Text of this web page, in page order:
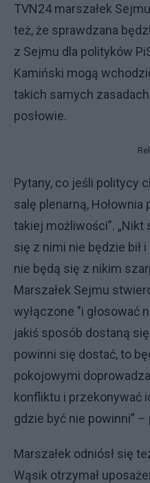
TVN24 marszałek
też, że sprawdzana
z Sejmu dla polityków
Kamiński mogą
takich samych
posłowie.
Pytany, co jeśli politycy
salę plenarną, Hołownia
takiej możliwości”. „Nikt
się z nimi nie będzie bił
nie będą się z nikim
Marszałek Sejmu
wyłączone "i głosować
jakiś sposób dostaną
powinni się dostać, to
pokojowymi
konfliktu i przekonywać
gdzie być nie powinni” –
Marszałek odniósł się
Wąsik otrzymał